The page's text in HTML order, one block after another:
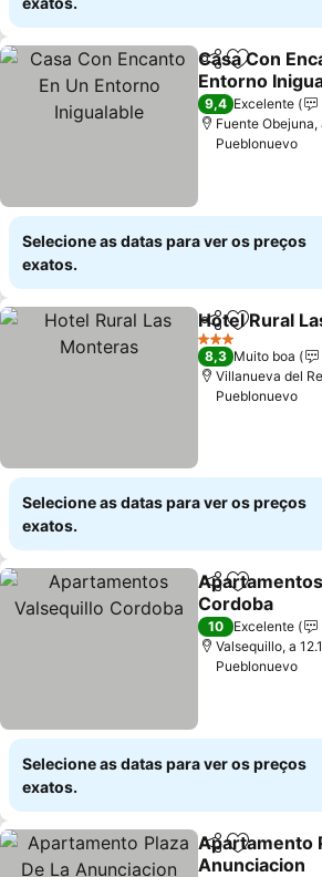
PartilharAdicionar
Casa Con
Entorno
9,4 Excelente
Fuente
Pueblonuevo
Selecione as datas para ver os preços
exatos.
PartilharAdicionar
Hotel Rural
3 Estrelas
8,3 Muito boa
Villanueva del
Pueblonuevo
Selecione as datas para ver os preços
exatos.
PartilharAdicionar
Cordoba
10 Excelente
Valsequillo, a
Pueblonuevo
Selecione as datas para ver os preços
exatos.
PartilharAdicionar
Apartamento
Anunciacion